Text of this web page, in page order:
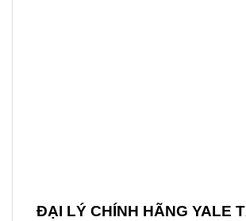
ĐẠI LÝ CHÍNH HÃNG YALE